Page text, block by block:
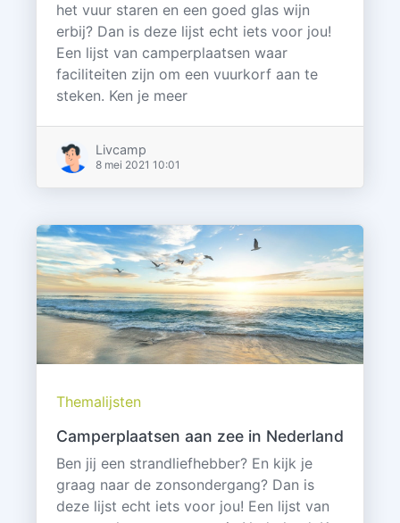
het vuur staren en een goed glas wijn
erbij? Dan is deze lijst echt iets voor jou!
Een lijst van camperplaatsen waar
faciliteiten zijn om een vuurkorf aan te
steken. Ken je meer
Livcamp
8 mei 2021 10:01
Themalijsten
Camperplaatsen aan zee in Nederland
Ben jij een strandliefhebber? En kijk je
graag naar de zonsondergang? Dan is
deze lijst echt iets voor jou! Een lijst van